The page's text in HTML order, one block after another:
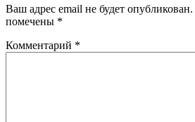
Ваш адрес email не будет опубликован.
помечены *
Комментарий *